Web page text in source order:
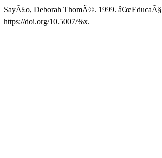
SayÃ£o, Deborah ThomÃ©. 1999.
https://doi.org/10.5007/%x.